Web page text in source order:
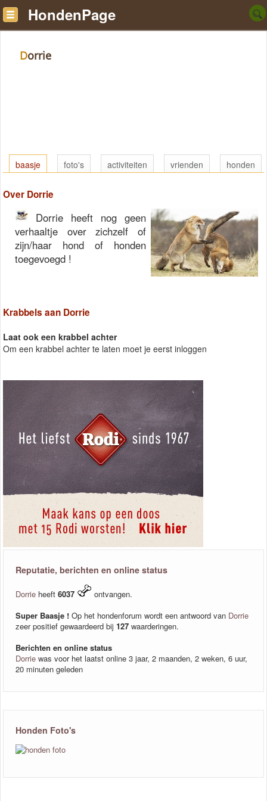
HondenPage
Dorrie
baasje foto's activiteiten vrienden honden
Over Dorrie
Dorrie heeft nog geen
verhaaltje over zichzelf of
zijn/haar hond of honden
toegevoegd !
Krabbels aan Dorrie
Laat ook een krabbel achter
Om een krabbel achter te laten moet je eerst inloggen
Reputatie, berichten en online status
Dorrie heeft 6037
ontvangen.
Super Baasje ! Op het hondenforum wordt een antwoord van Dorrie
zeer positief gewaardeerd bij 127 waarderingen.
Berichten en online status
Dorrie was voor het laatst online 3 jaar, 2 maanden, 2 weken, 6 uur,
20 minuten geleden
Honden Foto's